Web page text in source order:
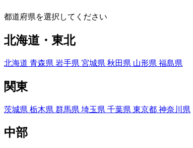
都道府県を選択してください
北海道・東北
北海道 青森県 岩手県 宮城県 秋田県 山形県 福島県
関東
茨城県 栃木県 群馬県 埼玉県 千葉県 東京都 神奈川県
中部